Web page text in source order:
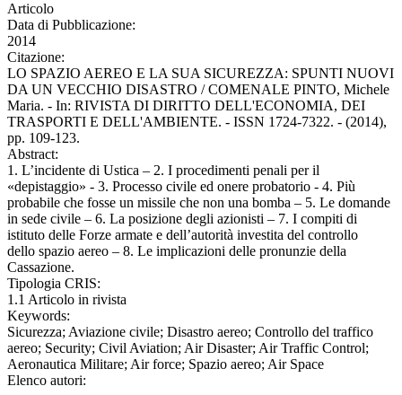
Articolo
Data di Pubblicazione:
2014
Citazione:
LO SPAZIO AEREO E LA SUA SICUREZZA: SPUNTI NUOVI
DA UN VECCHIO DISASTRO / COMENALE PINTO, Michele
Maria. - In: RIVISTA DI DIRITTO DELL'ECONOMIA, DEI
TRASPORTI E DELL'AMBIENTE. - ISSN 1724-7322. - (2014),
pp. 109-123.
Abstract:
1. L’incidente di Ustica – 2. I procedimenti penali per il
«depistaggio» - 3. Processo civile ed onere probatorio - 4. Più
probabile che fosse un missile che non una bomba – 5. Le domande
in sede civile – 6. La posizione degli azionisti – 7. I compiti di
istituto delle Forze armate e dell’autorità investita del controllo
dello spazio aereo – 8. Le implicazioni delle pronunzie della
Cassazione.
Tipologia CRIS:
1.1 Articolo in rivista
Keywords:
Sicurezza; Aviazione civile; Disastro aereo; Controllo del traffico
aereo; Security; Civil Aviation; Air Disaster; Air Traffic Control;
Aeronautica Militare; Air force; Spazio aereo; Air Space
Elenco autori: